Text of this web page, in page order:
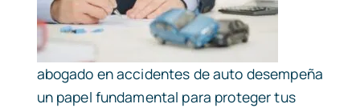
abogado en accidentes de auto desempeña
un papel fundamental para proteger tus